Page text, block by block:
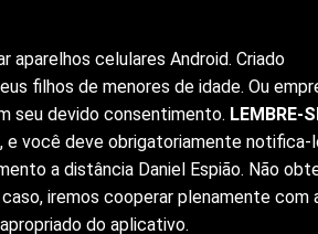
aparelhos celulares Android. Criado
filhos de menores de idade. Ou
seu devido consentimento. LEMBRE-
você deve obrigatoriamente notifica-
a distância Daniel Espião. Não
iremos cooperar plenamente com
do aplicativo.